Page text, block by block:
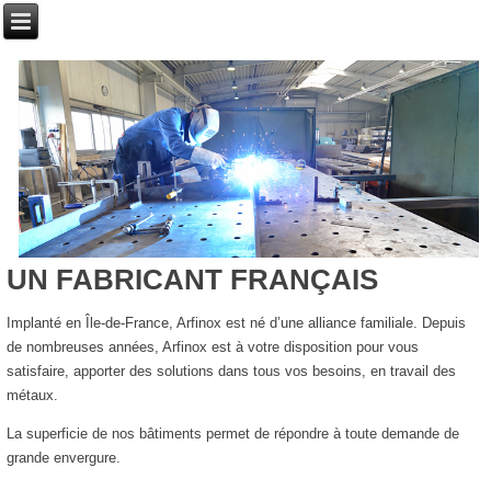
UN FABRICANT FRANÇAIS
Implanté en Île-de-France, Arfinox est né d’une alliance familiale. Depuis
de nombreuses années, Arfinox est à votre disposition pour vous
satisfaire, apporter des solutions dans tous vos besoins, en travail des
métaux.
La superficie de nos bâtiments permet de répondre à toute demande de
grande envergure.